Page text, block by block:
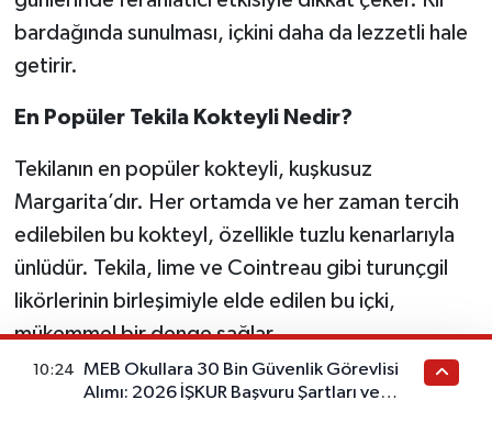
bardağında sunulması, içkini daha da lezzetli hale
getirir.
En Popüler Tekila Kokteyli Nedir?
Tekilanın en popüler kokteyli, kuşkusuz
Margarita’dır. Her ortamda ve her zaman tercih
edilebilen bu kokteyl, özellikle tuzlu kenarlarıyla
ünlüdür. Tekila, lime ve Cointreau gibi turunçgil
likörlerinin birleşimiyle elde edilen bu içki,
mükemmel bir denge sağlar.
Tekila İle Hangi İçecekler Uyumlu?
10:24
MEB Okullara 30 Bin Güvenlik Görevlisi
Alımı: 2026 İŞKUR Başvuru Şartları ve